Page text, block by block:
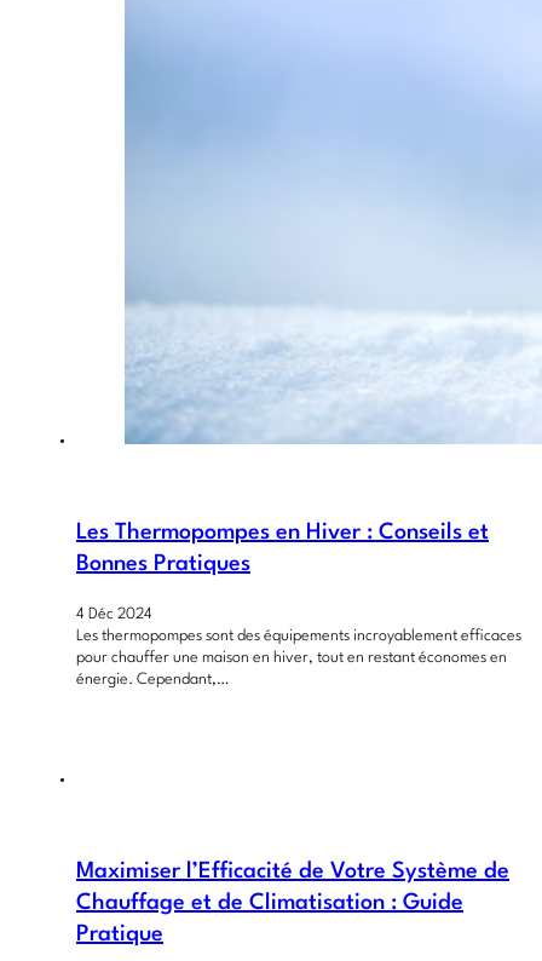
Les Thermopompes en Hiver : Conseils et
Bonnes Pratiques
4 Déc 2024
Les thermopompes sont des équipements incroyablement efficaces
pour chauffer une maison en hiver, tout en restant économes en
énergie. Cependant,…
Maximiser l’Efficacité de Votre Système de
Chauffage et de Climatisation : Guide
Pratique